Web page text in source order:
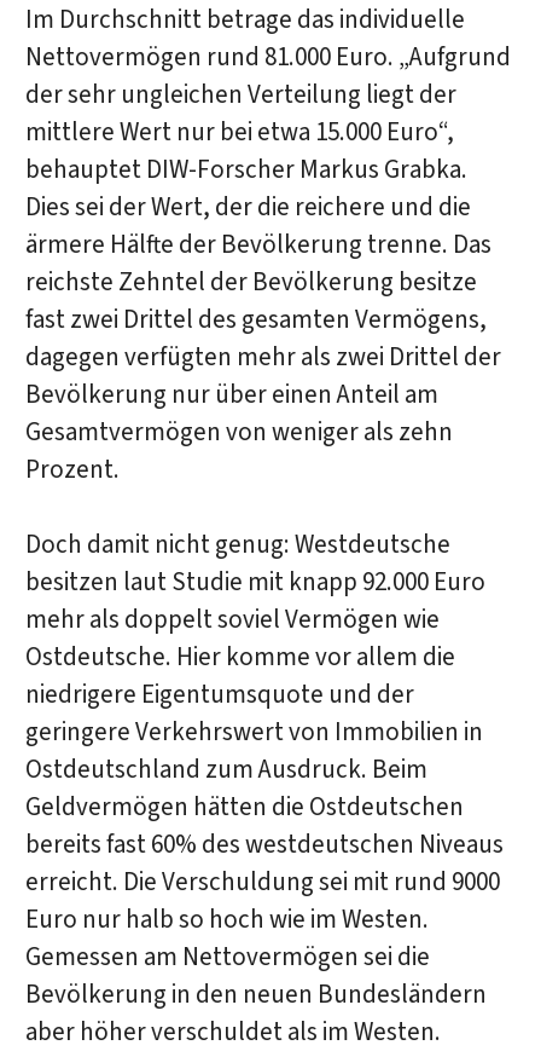
Im Durchschnitt betrage das individuelle
Nettovermögen rund 81.000 Euro. „Aufgrund
der sehr ungleichen Verteilung liegt der
mittlere Wert nur bei etwa 15.000 Euro“,
behauptet DIW-Forscher Markus Grabka.
Dies sei der Wert, der die reichere und die
ärmere Hälfte der Bevölkerung trenne. Das
reichste Zehntel der Bevölkerung besitze
fast zwei Drittel des gesamten Vermögens,
dagegen verfügten mehr als zwei Drittel der
Bevölkerung nur über einen Anteil am
Gesamtvermögen von weniger als zehn
Prozent.
Doch damit nicht genug: Westdeutsche
besitzen laut Studie mit knapp 92.000 Euro
mehr als doppelt soviel Vermögen wie
Ostdeutsche. Hier komme vor allem die
niedrigere Eigentumsquote und der
geringere Verkehrswert von Immobilien in
Ostdeutschland zum Ausdruck. Beim
Geldvermögen hätten die Ostdeutschen
bereits fast 60% des westdeutschen Niveaus
erreicht. Die Verschuldung sei mit rund 9000
Euro nur halb so hoch wie im Westen.
Gemessen am Nettovermögen sei die
Bevölkerung in den neuen Bundesländern
aber höher verschuldet als im Westen.